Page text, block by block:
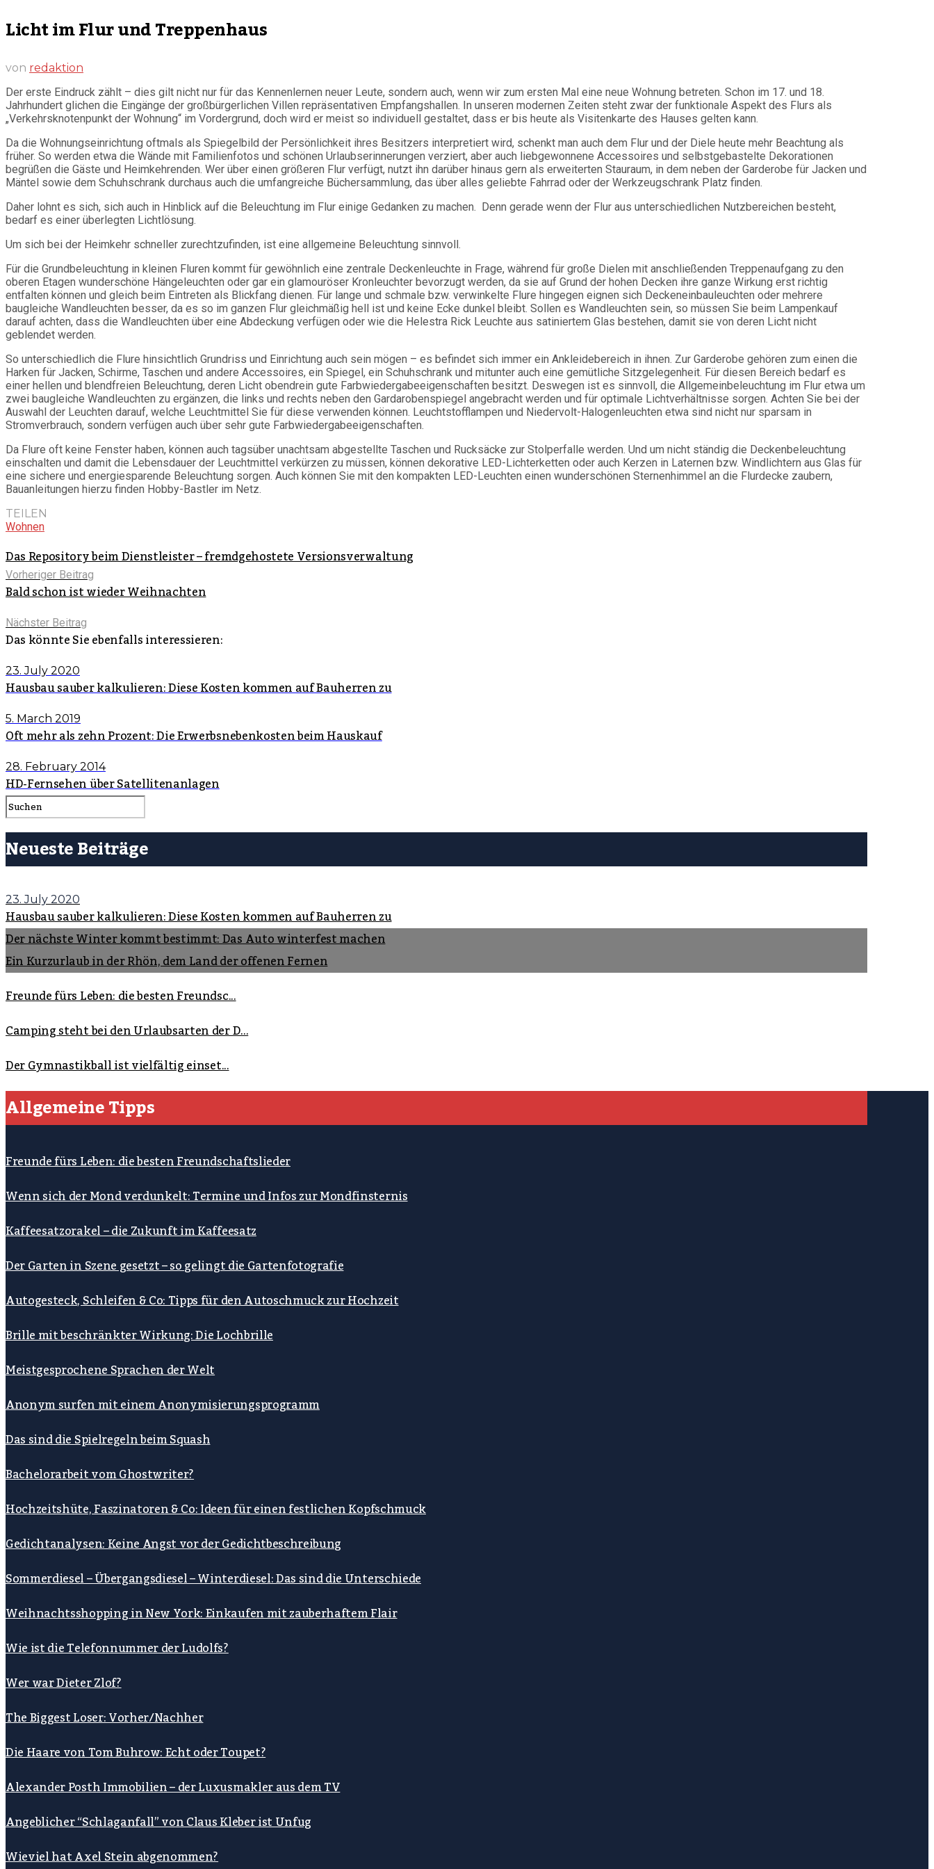
Licht im Flur und Treppenhaus
von redaktion
Der erste Eindruck zählt – dies gilt nicht nur für das Kennenlernen neuer Leute, sondern auch, wenn wir zum ersten Mal eine neue Wohnung betreten. Schon im 17. und 18.
Jahrhundert glichen die Eingänge der großbürgerlichen Villen repräsentativen Empfangshallen. In unseren modernen Zeiten steht zwar der funktionale Aspekt des Flurs als
„Verkehrsknotenpunkt der Wohnung“ im Vordergrund, doch wird er meist so individuell gestaltet, dass er bis heute als Visitenkarte des Hauses gelten kann.
Da die Wohnungseinrichtung oftmals als Spiegelbild der Persönlichkeit ihres Besitzers interpretiert wird, schenkt man auch dem Flur und der Diele heute mehr Beachtung als
früher. So werden etwa die Wände mit Familienfotos und schönen Urlaubserinnerungen verziert, aber auch liebgewonnene Accessoires und selbstgebastelte Dekorationen
begrüßen die Gäste und Heimkehrenden. Wer über einen größeren Flur verfügt, nutzt ihn darüber hinaus gern als erweiterten Stauraum, in dem neben der Garderobe für Jacken und
Mäntel sowie dem Schuhschrank durchaus auch die umfangreiche Büchersammlung, das über alles geliebte Fahrrad oder der Werkzeugschrank Platz finden.
Daher lohnt es sich, sich auch in Hinblick auf die Beleuchtung im Flur einige Gedanken zu machen. Denn gerade wenn der Flur aus unterschiedlichen Nutzbereichen besteht,
bedarf es einer überlegten Lichtlösung.
Um sich bei der Heimkehr schneller zurechtzufinden, ist eine allgemeine Beleuchtung sinnvoll.
Für die Grundbeleuchtung in kleinen Fluren kommt für gewöhnlich eine zentrale Deckenleuchte in Frage, während für große Dielen mit anschließenden Treppenaufgang zu den
oberen Etagen wunderschöne Hängeleuchten oder gar ein glamouröser Kronleuchter bevorzugt werden, da sie auf Grund der hohen Decken ihre ganze Wirkung erst richtig
entfalten können und gleich beim Eintreten als Blickfang dienen. Für lange und schmale bzw. verwinkelte Flure hingegen eignen sich Deckeneinbauleuchten oder mehrere
baugleiche Wandleuchten besser, da es so im ganzen Flur gleichmäßig hell ist und keine Ecke dunkel bleibt. Sollen es Wandleuchten sein, so müssen Sie beim Lampenkauf
darauf achten, dass die Wandleuchten über eine Abdeckung verfügen oder wie die Helestra Rick Leuchte aus satiniertem Glas bestehen, damit sie von deren Licht nicht
geblendet werden.
So unterschiedlich die Flure hinsichtlich Grundriss und Einrichtung auch sein mögen – es befindet sich immer ein Ankleidebereich in ihnen. Zur Garderobe gehören zum einen die
Harken für Jacken, Schirme, Taschen und andere Accessoires, ein Spiegel, ein Schuhschrank und mitunter auch eine gemütliche Sitzgelegenheit. Für diesen Bereich bedarf es
einer hellen und blendfreien Beleuchtung, deren Licht obendrein gute Farbwiedergabeeigenschaften besitzt. Deswegen ist es sinnvoll, die Allgemeinbeleuchtung im Flur etwa um
zwei baugleiche Wandleuchten zu ergänzen, die links und rechts neben den Gardarobenspiegel angebracht werden und für optimale Lichtverhältnisse sorgen. Achten Sie bei der
Auswahl der Leuchten darauf, welche Leuchtmittel Sie für diese verwenden können. Leuchtstofflampen und Niedervolt-Halogenleuchten etwa sind nicht nur sparsam in
Stromverbrauch, sondern verfügen auch über sehr gute Farbwiedergabeeigenschaften.
Da Flure oft keine Fenster haben, können auch tagsüber unachtsam abgestellte Taschen und Rucksäcke zur Stolperfalle werden. Und um nicht ständig die Deckenbeleuchtung
einschalten und damit die Lebensdauer der Leuchtmittel verkürzen zu müssen, können dekorative LED-Lichterketten oder auch Kerzen in Laternen bzw. Windlichtern aus Glas für
eine sichere und energiesparende Beleuchtung sorgen. Auch können Sie mit den kompakten LED-Leuchten einen wunderschönen Sternenhimmel an die Flurdecke zaubern,
Bauanleitungen hierzu finden Hobby-Bastler im Netz.
TEILEN
Wohnen
Das Repository beim Dienstleister – fremdgehostete Versionsverwaltung
Vorheriger Beitrag
Bald schon ist wieder Weihnachten
Nächster Beitrag
Das könnte Sie ebenfalls interessieren:
23. July 2020
Hausbau sauber kalkulieren: Diese Kosten kommen auf Bauherren zu
5. March 2019
Oft mehr als zehn Prozent: Die Erwerbsnebenkosten beim Hauskauf
28. February 2014
HD-Fernsehen über Satellitenanlagen
Neueste Beiträge
23. July 2020
Hausbau sauber kalkulieren: Diese Kosten kommen auf Bauherren zu
Der nächste Winter kommt bestimmt: Das Auto winterfest machen
Ein Kurzurlaub in der Rhön, dem Land der offenen Fernen
Freunde fürs Leben: die besten Freundsc...
Camping steht bei den Urlaubsarten der D...
Der Gymnastikball ist vielfältig einset...
Allgemeine Tipps
Freunde fürs Leben: die besten Freundschaftslieder
Wenn sich der Mond verdunkelt: Termine und Infos zur Mondfinsternis
Kaffeesatzorakel – die Zukunft im Kaffeesatz
Der Garten in Szene gesetzt – so gelingt die Gartenfotografie
Autogesteck, Schleifen & Co: Tipps für den Autoschmuck zur Hochzeit
Brille mit beschränkter Wirkung: Die Lochbrille
Meistgesprochene Sprachen der Welt
Anonym surfen mit einem Anonymisierungsprogramm
Das sind die Spielregeln beim Squash
Bachelorarbeit vom Ghostwriter?
Hochzeitshüte, Faszinatoren & Co: Ideen für einen festlichen Kopfschmuck
Gedichtanalysen: Keine Angst vor der Gedichtbeschreibung
Sommerdiesel – Übergangsdiesel – Winterdiesel: Das sind die Unterschiede
Weihnachtsshopping in New York: Einkaufen mit zauberhaftem Flair
Wie ist die Telefonnummer der Ludolfs?
Wer war Dieter Zlof?
The Biggest Loser: Vorher/Nachher
Die Haare von Tom Buhrow: Echt oder Toupet?
Alexander Posth Immobilien – der Luxusmakler aus dem TV
Angeblicher “Schlaganfall” von Claus Kleber ist Unfug
Wieviel hat Axel Stein abgenommen?